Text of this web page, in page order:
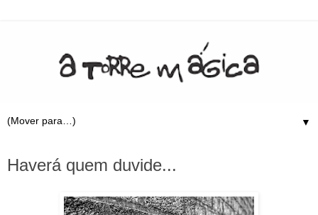
▼
Haverá quem duvide...